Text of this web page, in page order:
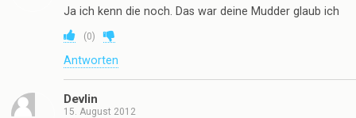
Ja ich kenn die noch. Das war deine Mudder glaub ich
(0)
Antworten
Devlin
15. August 2012